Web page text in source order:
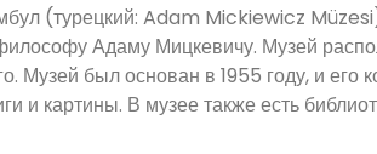
(турецкий: Adam Mickiewicz
Адаму Мицкевичу. Музей
Музей был основан в 1955 году, и
и картины. В музее также есть